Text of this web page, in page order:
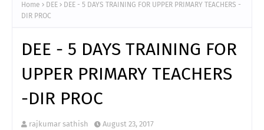
Home DEE
DEE - 5 DAYS TRAINING FOR UPPER PRIMARY TEACHERS -
DIR PROC
DEE - 5 DAYS TRAINING FOR
UPPER PRIMARY TEACHERS
-DIR PROC
rajkumar sathish August 23, 2017